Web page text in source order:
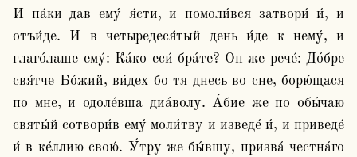
И па́ки дав ему́ я́сти, и помоли́вся затвори́ и́, и
отъи́де. И в четыредеся́тый день и́де к нему́, и
глаго́лаше ему́: Ка́ко еси́ бра́те? Он же рече́: До́бре
свя́тче Бо́жий, ви́дех бо тя днесь во сне, борю́щася
по мне, и одоле́вша диа́волу. А́бие же по обы́чаю
святы́й сотвори́в ему́ моли́тву и изведе́ и́, и приведе́
и́ в ке́ллию свою́. У́тру же бы́вшу, призва́ честна́го